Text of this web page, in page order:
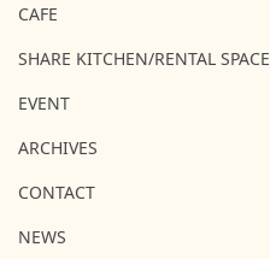
CAFE
SHARE KITCHEN/RENTAL SPACE
EVENT
ARCHIVES
CONTACT
NEWS